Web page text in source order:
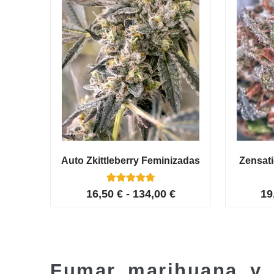
Auto Zkittleberry Feminizadas
Valorado con
4.80
5
16,50 € - 134,00 €